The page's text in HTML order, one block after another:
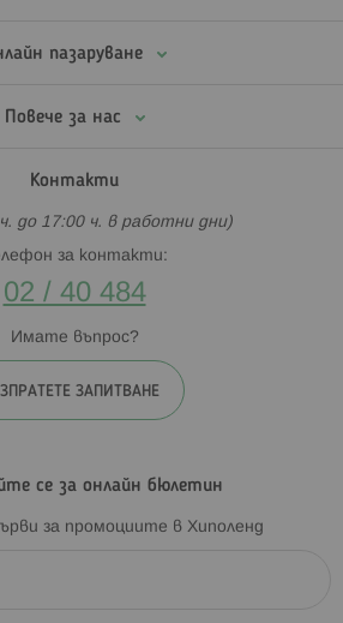
пазаруване
Повече за нас
Контакти
до 17:00 ч. в работни дни)
за контакти:
02 / 40 484
Имате въпрос?
ЗАПИТВАНЕ
се за онлайн бюлетин
за промоциите в Хиполенд